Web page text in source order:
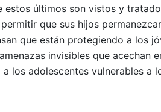
estos últimos son vistos y
que sus hijos
que están protegiendo a los
invisibles que acechan
los adolescentes vulnerables